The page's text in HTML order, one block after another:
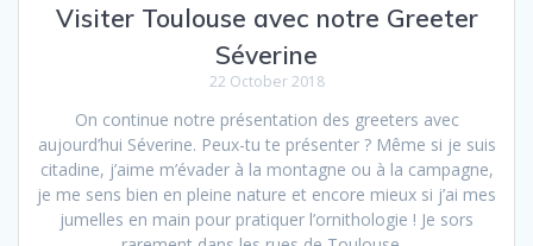
Visiter Toulouse avec notre Greeter
Séverine
22 October 2018
On continue notre présentation des greeters avec
aujourd’hui Séverine. Peux-tu te présenter ? Même si je suis
citadine, j’aime m’évader à la montagne ou à la campagne,
je me sens bien en pleine nature et encore mieux si j’ai mes
jumelles en main pour pratiquer l’ornithologie ! Je sors